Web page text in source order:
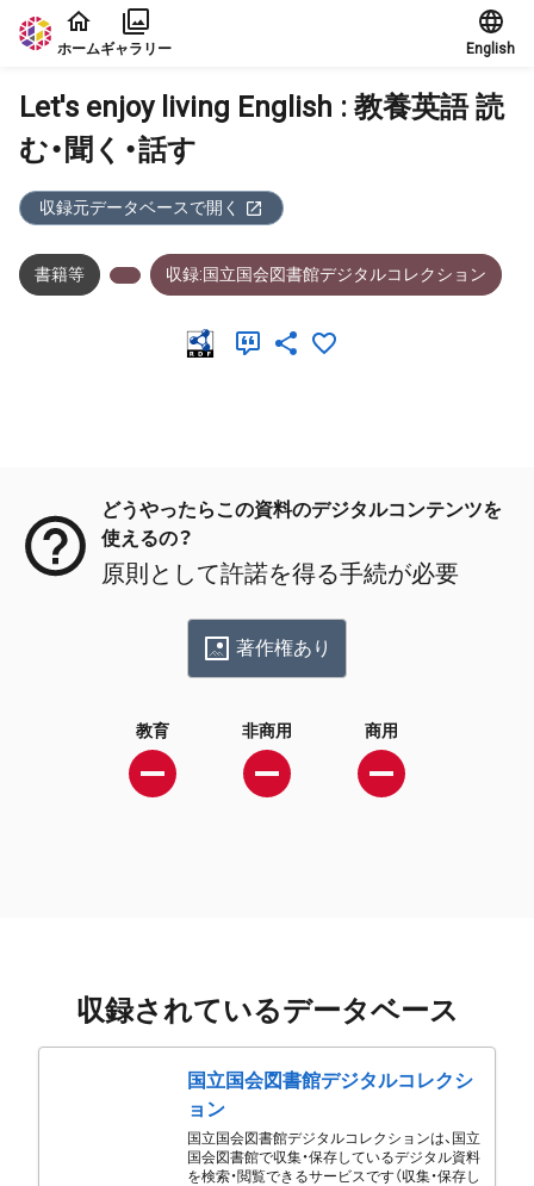
本文に飛ぶ
ホームギャラリー English
Let's enjoy living English : 教養英語 読
む・聞く・話す
収録元データベースで開く
書籍等 収録:国立国会図書館デジタルコレクション
どうやったらこの資料のデジタルコンテンツを
使えるの？
原則として許諾を得る手続が必要
著作権あり
教育 非商用 商用
収録されているデータベース
国立国会図書館デジタルコレクシ
ョン
国立国会図書館デジタルコレクションは、国立
国会図書館で収集・保存しているデジタル資料
を検索・閲覧できるサービスです（収集・保存し